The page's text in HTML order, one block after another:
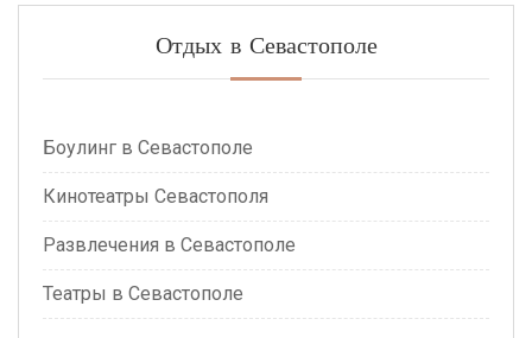
Отдых в Севастополе
Боулинг в Севастополе
Кинотеатры Севастополя
Развлечения в Севастополе
Театры в Севастополе